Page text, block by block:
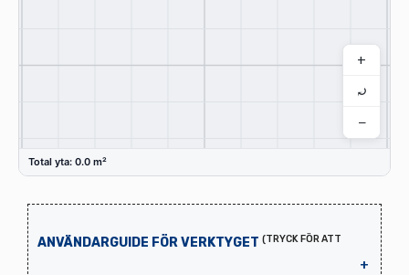
+
⤾
−
Total yta: 0.0 m²
ANVÄNDARGUIDE FÖR VERKTYGET (TRYCK FÖR ATT
+